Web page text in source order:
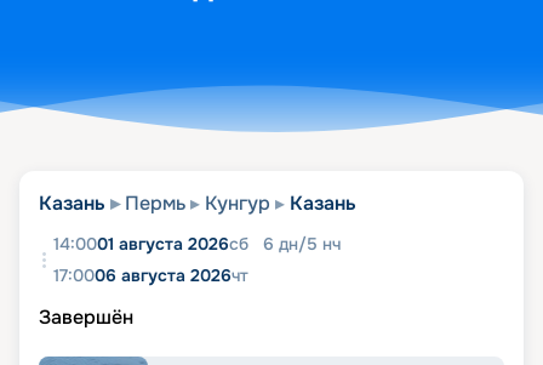
Казань Пермь Кунгур Казань
14:0001 августа 2026сб 6 дн/5 нч
17:0006 августа 2026чт
Завершён